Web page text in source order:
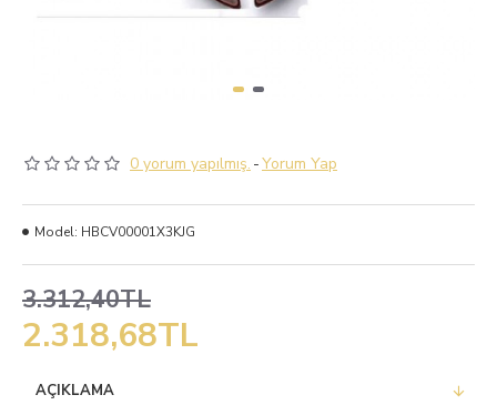
0 yorum yapılmış. -Yorum Yap
2.318,68TL
3.312,40TL
Model: HBCV00001X3KJG
AÇIKLAMA